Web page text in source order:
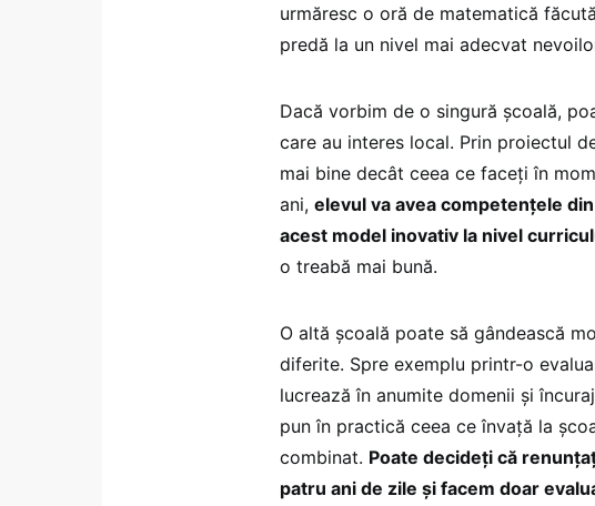
urmăresc o oră de matematică
predă la un nivel mai adecvat
Dacă vorbim de o singură școală,
care au interes local. Prin proiectul
mai bine decât ceea ce faceți în
ani, elevul va avea competențele
acest model inovativ la nivel
o treabă mai bună.
O altă școală poate să gândească
diferite. Spre exemplu printr-o
lucrează în anumite domenii și
pun în practică ceea ce învață la
combinat. Poate decideți că
patru ani de zile și facem doar